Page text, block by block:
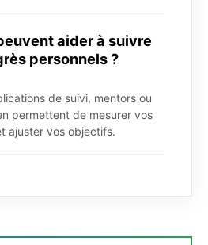
aider à suivre
personnels ?
de suivi, mentors ou
permettent de mesurer vos
ajuster vos objectifs.